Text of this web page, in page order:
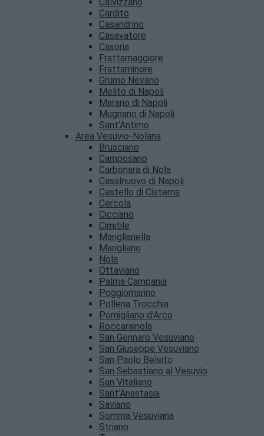
Calvizzano
Cardito
Casandrino
Casavatore
Casoria
Frattamaggiore
Frattaminore
Grumo Nevano
Melito di Napoli
Marano di Napoli
Mugnano di Napoli
Sant’Antimo
Area Vesuvio-Nolana
Brusciano
Camposano
Carbonara di Nola
Casalnuovo di Napoli
Castello di Cisterna
Cercola
Cicciano
Cimitile
Mariglianella
Marigliano
Nola
Ottaviano
Palma Campania
Poggiomarino
Pollena Trocchia
Pomigliano d’Arco
Roccarainola
San Gennaro Vesuviano
San Giuseppe Vesuviano
San Paolo Belsito
San Sebastiano al Vesuvio
San Vitaliano
Sant’Anastasia
Saviano
Somma Vesuviana
Striano